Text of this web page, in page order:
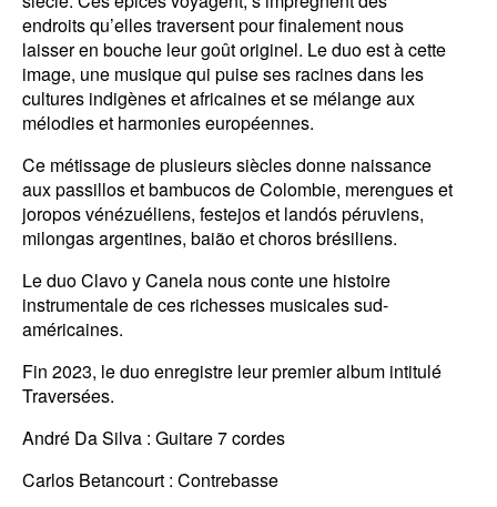
endroits qu’elles traversent pour finalement nous
laisser en bouche leur goût originel. Le duo est à cette
image, une musique qui puise ses racines dans les
cultures indigènes et africaines et se mélange aux
mélodies et harmonies européennes.
Ce métissage de plusieurs siècles donne naissance
aux passillos et bambucos de Colombie, merengues et
joropos vénézuéliens, festejos et landós péruviens,
milongas argentines, baião et choros brésiliens.
Le duo Clavo y Canela nous conte une histoire
instrumentale de ces richesses musicales sud-
américaines.
Fin 2023, le duo enregistre leur premier album intitulé
Traversées.
André Da Silva : Guitare 7 cordes
Carlos Betancourt : Contrebasse